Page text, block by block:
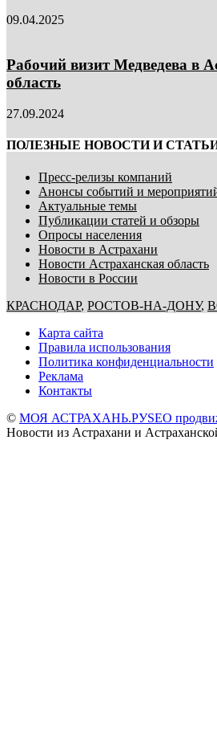
09.04.2025
Рабочий визит Медведева в
область
27.09.2024
ПОЛЕЗНЫЕ НОВОСТИ И
Пресс-релизы компаний
Анонсы событий и
Актуальные темы
Публикации статей и обзоры
Опросы населения
Новости в Астрахани
Новости Астраханская область
Новости в России
КРАСНОДАР, РОСТОВ-НА-ДОНУ,
Карта сайта
Правила использования
Политика конфиденциальности
Реклама
Контакты
© МОЯ АСТРАХАНЬ.РУSEO
Новости из Астрахани и